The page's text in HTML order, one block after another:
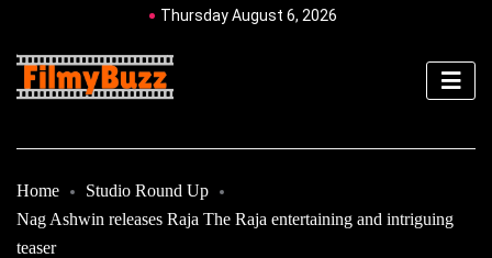
Thursday August 6, 2026
Home
Studio Round Up
Nag Ashwin releases Raja The Raja entertaining and intriguing
teaser